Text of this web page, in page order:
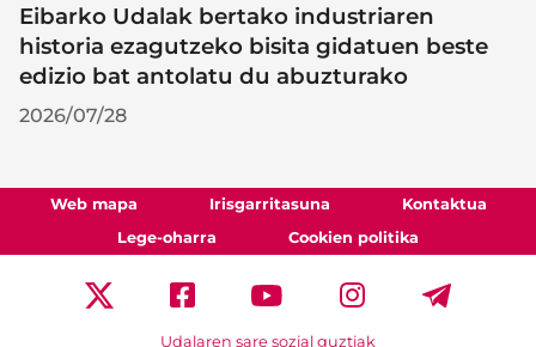
Eibarko Udalak bertako industriaren
historia ezagutzeko bisita gidatuen beste
edizio bat antolatu du abuzturako
2026/07/28
Web mapa Irisgarritasuna
Kontaktua
Lege-oharra
Cookien politika
Udalaren sare sozial guztiak